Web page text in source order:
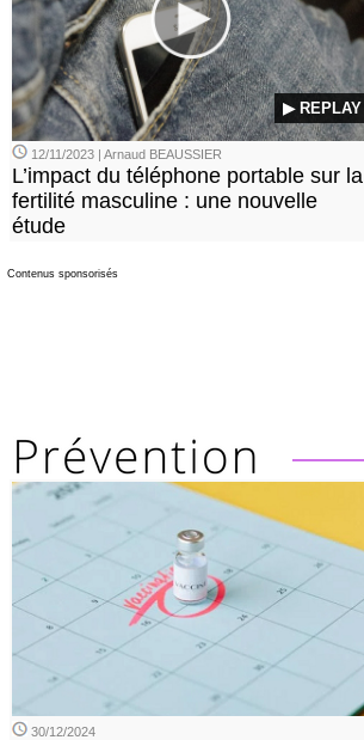
▶ REPLAY
12/11/2023 | Arnaud BEAUSSIER
L’impact du téléphone portable sur la
fertilité masculine : une nouvelle
étude
Contenus sponsorisés
30/12/2024